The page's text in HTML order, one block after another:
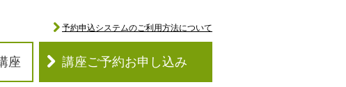
座 講座ご予約お申し込み
予約申込システムのご利用方法について